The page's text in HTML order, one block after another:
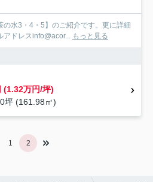
水3・4・5】のご紹介です。更に詳細
ドレスinfo@acor...
もっと見る
(1.32万円/坪)
坪 (161.98㎡)
1 2